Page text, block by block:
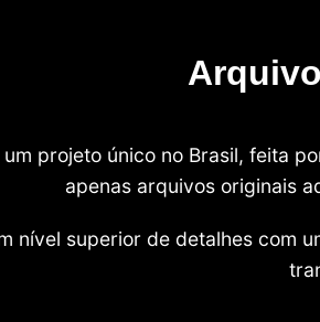
um projeto único no Brasil, feita
apenas arquivos originais
nível superior de detalhes com